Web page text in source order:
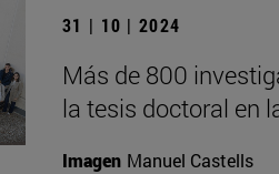
31 | 10 | 2024
Más de 800
la tesis doctoral en
Imagen Manuel Castells